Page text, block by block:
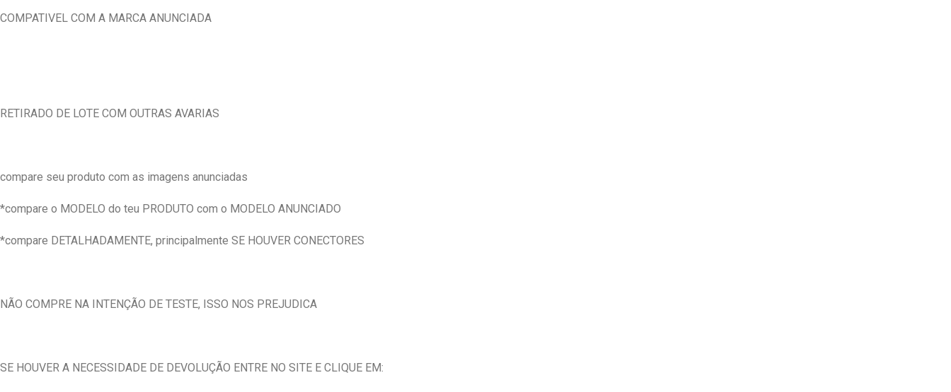
COMPATIVEL COM A MARCA ANUNCIADA
RETIRADO DE LOTE COM OUTRAS AVARIAS
compare seu produto com as imagens anunciadas
*compare o MODELO do teu PRODUTO com o MODELO ANUNCIADO
*compare DETALHADAMENTE, principalmente SE HOUVER CONECTORES
NÃO COMPRE NA INTENÇÃO DE TESTE, ISSO NOS PREJUDICA
SE HOUVER A NECESSIDADE DE DEVOLUÇÃO ENTRE NO SITE E CLIQUE EM: